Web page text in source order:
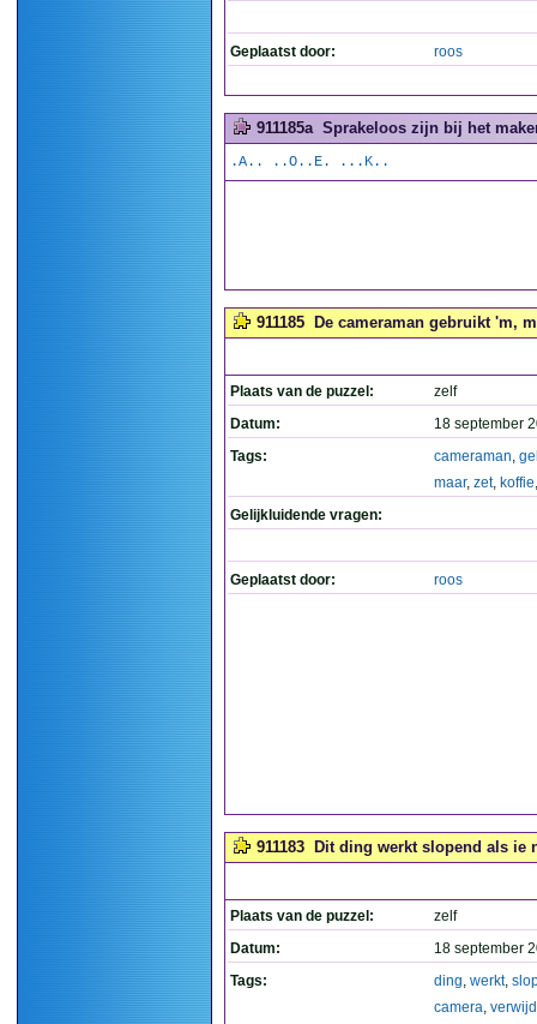
Geplaatst door: roos
911185a Sprakeloos zijn bij het
.A.. ..O..E. ...K..
911185 De cameraman gebruikt 'm,
Plaats van de puzzel:
zelf
Datum:
18 september
Tags:
cameraman,
maar, zet, koffie
Gelijkluidende vragen:
Geplaatst door: roos
911183 Dit ding werkt slopend als ie
Plaats van de puzzel:
zelf
Datum:
18 september
Tags:
ding, werkt,
camera,